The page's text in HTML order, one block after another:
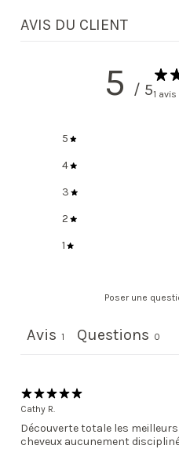
AVIS DU CLIENT
5 / 51 avis
5
4
3
2
1
Poser une
Avis 1 Questions 0
Cathy R.
Découverte totale les
cheveux aucunement